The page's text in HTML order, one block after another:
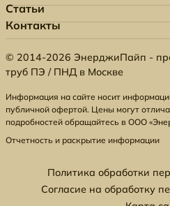
Статьи
Контакты
© 2014-2026 ЭнерджиПайп -
труб ПЭ / ПНД в Москве
Информация на сайте носит
публичной офертой. Цены могут
подробностей обращайтесь в ООО
Отчетность и раскрытие информации
Политика обработки
Согласие на обработку